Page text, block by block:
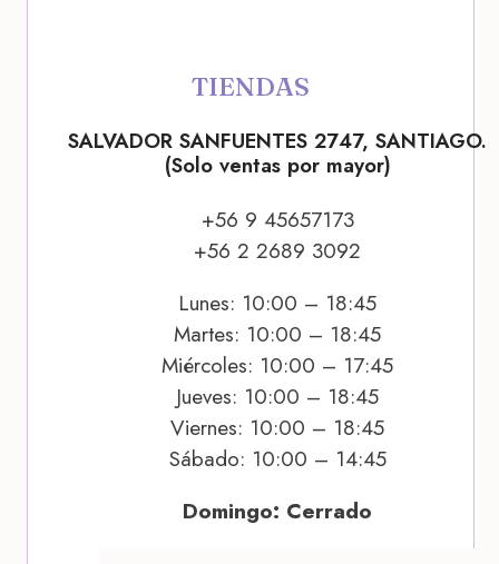
TIENDAS
SALVADOR SANFUENTES 2747, SANTIAGO.
(Solo ventas por mayor)
+56 9 45657173
+56 2 2689 3092
Lunes: 10:00 – 18:45
Martes: 10:00 – 18:45
Miércoles: 10:00 – 17:45
Jueves: 10:00 – 18:45
Viernes: 10:00 – 18:45
Sábado: 10:00 – 14:45
Domingo: Cerrado